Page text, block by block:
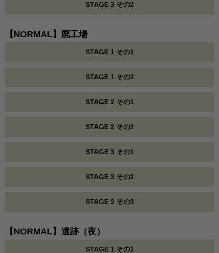
STAGE 3 その2
【NORMAL】廃工場
STAGE 1 その1
STAGE 1 その2
STAGE 2 その1
STAGE 2 その2
STAGE 3 その1
STAGE 3 その2
STAGE 3 その3
【NORMAL】遺跡（夜）
STAGE 1 その1